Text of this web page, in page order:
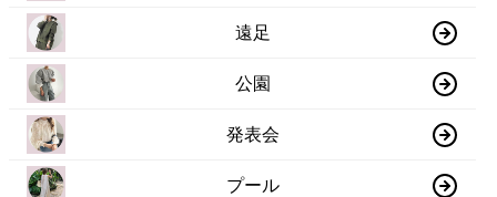
遠足
公園
発表会
プール